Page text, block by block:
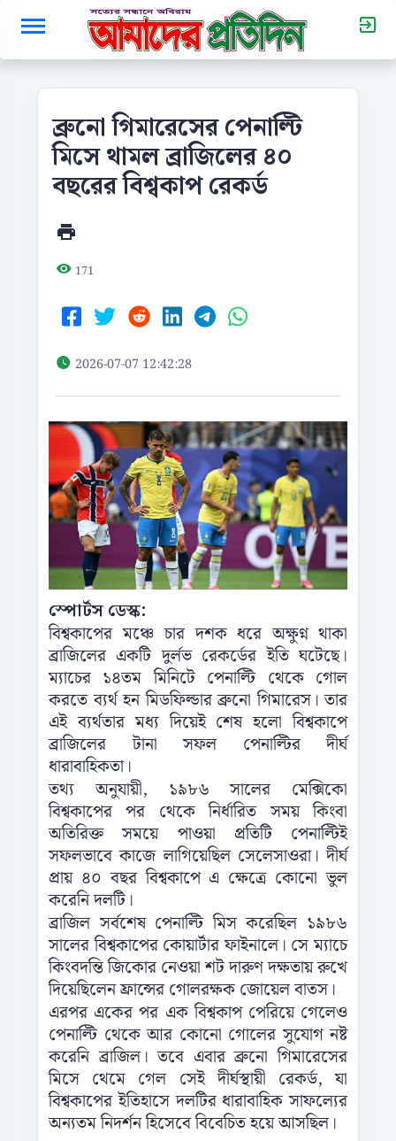
ব্রুনো গিমারেসের পেনাল্টি
মিসে থামল ব্রাজিলের ৪০
বছরের বিশ্বকাপ রেকর্ড
171
2026-07-07 12:42:28
স্পোর্টস ডেস্ক:
বিশ্বকাপের মঞ্চে চার দশক ধরে অক্ষুণ্ন থাকা
ব্রাজিলের একটি দুর্লভ রেকর্ডের ইতি ঘটেছে।
ম্যাচের ১৪তম মিনিটে পেনাল্টি থেকে গোল
করতে ব্যর্থ হন মিডফিল্ডার ব্রুনো গিমারেস। তার
এই ব্যর্থতার মধ্য দিয়েই শেষ হলো বিশ্বকাপে
ব্রাজিলের টানা সফল পেনাল্টির দীর্ঘ
ধারাবাহিকতা।
তথ্য অনুযায়ী, ১৯৮৬ সালের মেক্সিকো
বিশ্বকাপের পর থেকে নির্ধারিত সময় কিংবা
অতিরিক্ত সময়ে পাওয়া প্রতিটি পেনাল্টিই
সফলভাবে কাজে লাগিয়েছিল সেলেসাওরা। দীর্ঘ
প্রায় ৪০ বছর বিশ্বকাপে এ ক্ষেত্রে কোনো ভুল
করেনি দলটি।
ব্রাজিল সর্বশেষ পেনাল্টি মিস করেছিল ১৯৮৬
সালের বিশ্বকাপের কোয়ার্টার ফাইনালে। সে ম্যাচে
কিংবদন্তি জিকোর নেওয়া শট দারুণ দক্ষতায় রুখে
দিয়েছিলেন ফ্রান্সের গোলরক্ষক জোয়েল বাতস।
এরপর একের পর এক বিশ্বকাপ পেরিয়ে গেলেও
পেনাল্টি থেকে আর কোনো গোলের সুযোগ নষ্ট
করেনি ব্রাজিল। তবে এবার ব্রুনো গিমারেসের
মিসে থেমে গেল সেই দীর্ঘস্থায়ী রেকর্ড, যা
বিশ্বকাপের ইতিহাসে দলটির ধারাবাহিক সাফল্যের
অন্যতম নিদর্শন হিসেবে বিবেচিত হয়ে আসছিল।